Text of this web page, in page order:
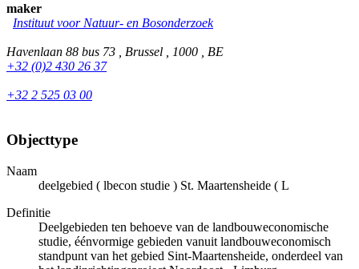
maker
Instituut voor Natuur- en Bosonderzoek
Havenlaan 88 bus 73 , Brussel , 1000 , BE
+32 (0)2 430 26 37
+32 2 525 03 00
Objecttype
Naam
deelgebied ( lbecon studie ) St. Maartensheide ( L
Definitie
Deelgebieden ten behoeve van de landbouweconomische
studie, éénvormige gebieden vanuit landbouweconomisch
standpunt van het gebied Sint-Maartensheide, onderdeel van